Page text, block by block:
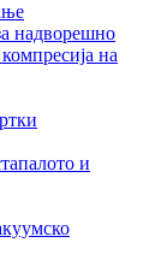
надворешно
на
и